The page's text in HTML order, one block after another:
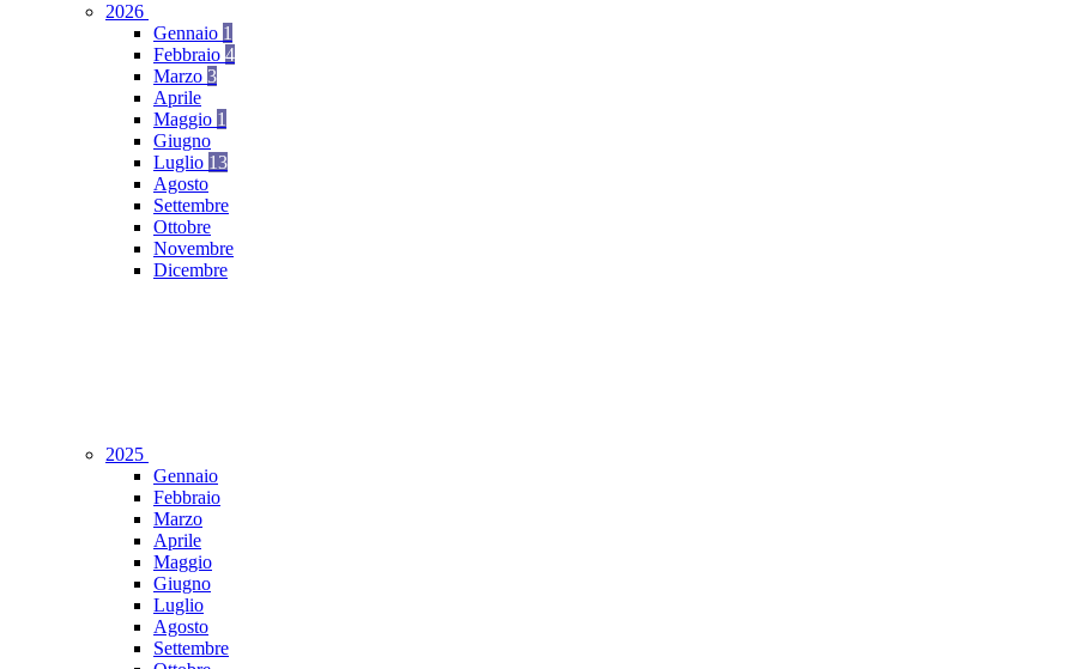
2026
Gennaio 1
Febbraio 4
Marzo 3
Aprile
Maggio 1
Giugno
Luglio 13
Agosto
Settembre
Ottobre
Novembre
Dicembre
2025
Gennaio
Febbraio
Marzo
Aprile
Maggio
Giugno
Luglio
Agosto
Settembre